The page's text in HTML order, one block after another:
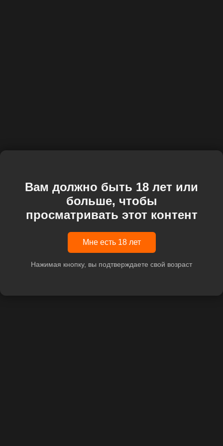
Вам должно быть 18 лет или
больше, чтобы
просматривать этот контент
Мне есть 18 лет
Нажимая кнопку, вы подтверждаете свой возраст